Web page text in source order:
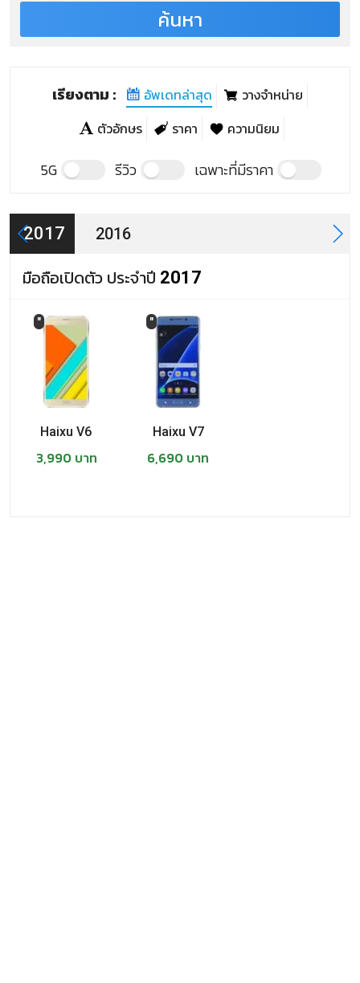
Haixu V7
Haixu รุ่นปี 2016
Haixu 5.5 Plus
Haixu v5a 5.0
Haixu 5.0 Plus
ค้นหา
เรียงตาม : อัพเดทล่าสุด
วางจำหน่าย
ตัวอักษร
ราคา ความนิยม
5G รีวิว เฉพาะที่มีราคา
2017 2016
มือถือเปิดตัว ประจำปี 2017
Haixu V6
3,990 บาท
"
Haixu V7
6,690 บาท
"